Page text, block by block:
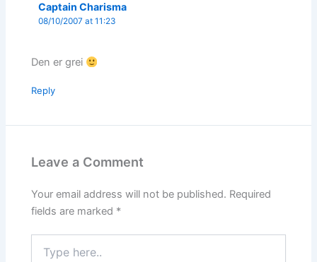
Captain Charisma
08/10/2007 at 11:23
Den er grei
Reply
Leave a Comment
Your email address will not be published. Required
fields are marked *
here..